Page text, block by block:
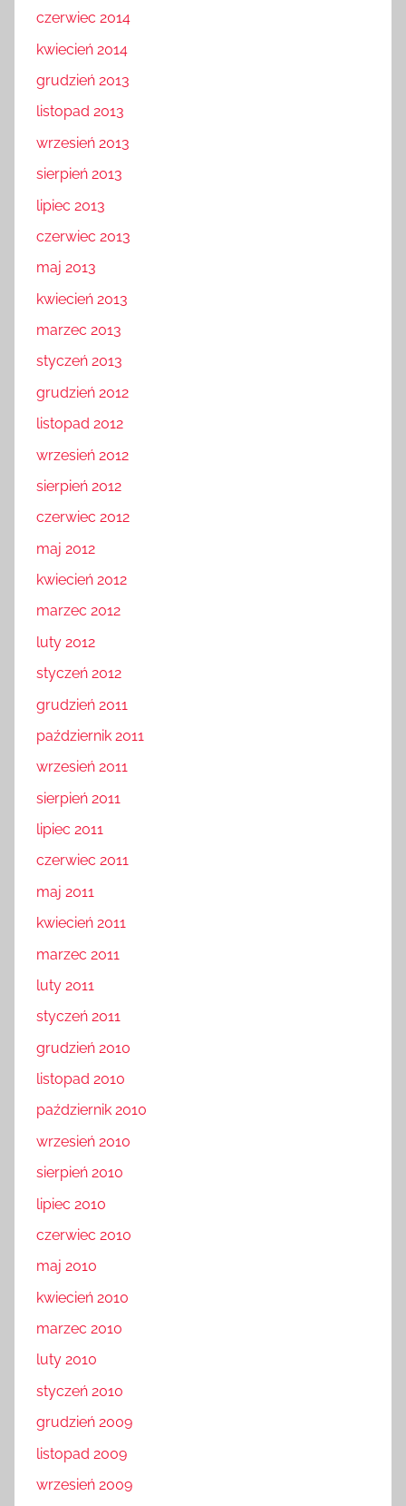
czerwiec 2014
kwiecień 2014
grudzień 2013
listopad 2013
wrzesień 2013
sierpień 2013
lipiec 2013
czerwiec 2013
maj 2013
kwiecień 2013
marzec 2013
styczeń 2013
grudzień 2012
listopad 2012
wrzesień 2012
sierpień 2012
czerwiec 2012
maj 2012
kwiecień 2012
marzec 2012
luty 2012
styczeń 2012
grudzień 2011
październik 2011
wrzesień 2011
sierpień 2011
lipiec 2011
czerwiec 2011
maj 2011
kwiecień 2011
marzec 2011
luty 2011
styczeń 2011
grudzień 2010
listopad 2010
październik 2010
wrzesień 2010
sierpień 2010
lipiec 2010
czerwiec 2010
maj 2010
kwiecień 2010
marzec 2010
luty 2010
styczeń 2010
grudzień 2009
listopad 2009
wrzesień 2009